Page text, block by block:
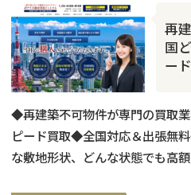
再
国
ー
◆再建築不可物件が専門の買取
ピード買取◆全国対応＆出張無
な敷地形状、どんな状態でも高
トップ対応◆無料査定＆相談は